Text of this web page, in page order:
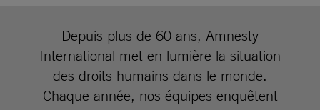
Depuis plus de 60 ans, Amnesty
International met en lumière la situation
des droits humains dans le monde.
Chaque année, nos équipes enquêtent